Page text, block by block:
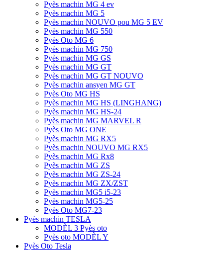
Pyès machin MG 4 ev
Pyès machin MG 5
Pyès machin NOUVO pou MG 5 EV
Pyès machin MG 550
Pyès Oto MG 6
Pyès machin MG 750
Pyès machin MG GS
Pyès machin MG GT
Pyès machin MG GT NOUVO
Pyès machin ansyen MG GT
Pyès Oto MG HS
Pyès machin MG HS (LINGHANG)
Pyès machin MG HS-24
Pyès machin MG MARVEL R
Pyès Oto MG ONE
Pyès machin MG RX5
Pyès machin NOUVO MG RX5
Pyès machin MG Rx8
Pyès machin MG ZS
Pyès machin MG ZS-24
Pyès machin MG ZX/ZST
Pyès machin MG5 i5-23
Pyès machin MG5-25
Pyès Oto MG7-23
Pyès machin TESLA
MODÈL 3 Pyès oto
Pyès oto MODÈL Y
Pyès Oto Tesla